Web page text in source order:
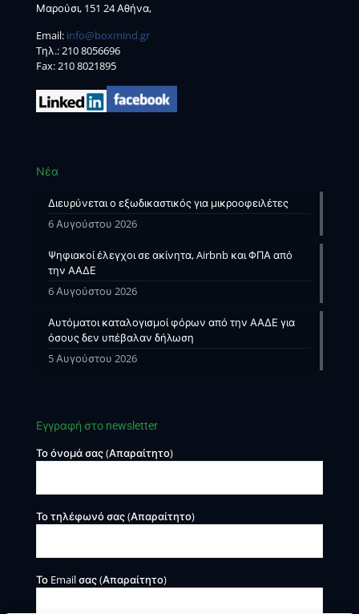
Μαρούσι, 151 24 Αθήνα,
Email: info@boxmind.gr
Tηλ.:210 8056696
Fax: 210 8021895
Νέα
Διευρύνεται ο εξωδικαστικός για μικροοφειλέτες
6 Αυγούστου 2026
Ψηφιακοί έλεγχοι σε ακίνητα, Airbnb και ΦΠΑ από
την ΑΑΔΕ
6 Αυγούστου 2026
Αυτόματοι καταλογισμοί φόρων από την ΑΑΔΕ για
όσους δεν υπέβαλαν δήλωση
5 Αυγούστου 2026
Εγγραφή στο newsletter
Το όνομά σας (Απαραίτητο)
Το τηλέφωνό σας (Απαραίτητο)
Το Email σας (Απαραίτητο)